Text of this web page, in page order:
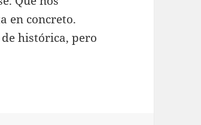
en concreto.
histórica, pero